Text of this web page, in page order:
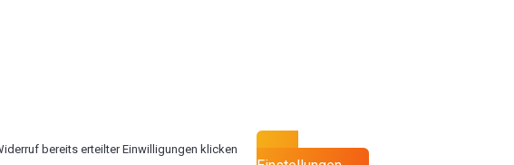
bereits erteilter Einwilligungen klicken